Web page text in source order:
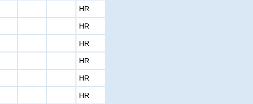
HR
HR
HR
HR
HR
HR